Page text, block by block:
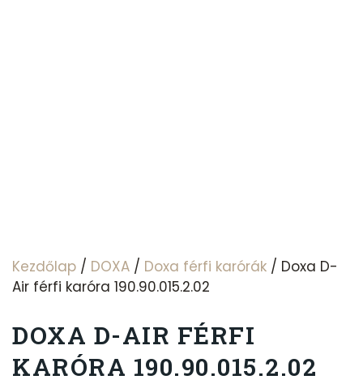
Kezdőlap / DOXA / Doxa férfi karórák / Doxa D-
Air férfi karóra 190.90.015.2.02
DOXA D-AIR FÉRFI
KARÓRA 190.90.015.2.02